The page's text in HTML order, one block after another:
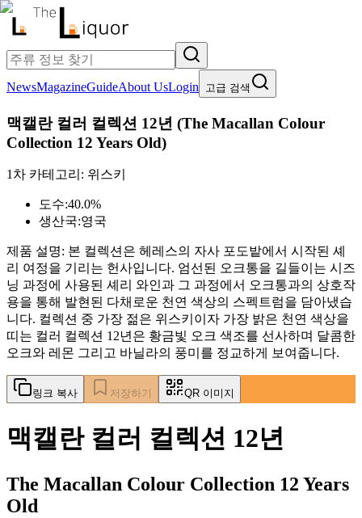
NewsMagazineGuideAbout UsLogin 고급 검색
맥캘란 컬러 컬렉션 12년 (The Macallan Colour
Collection 12 Years Old)
1차 카테고리: 위스키
도수:40.0%
생산국:영국
제품 설명: 본 컬렉션은 헤레스의 자사 포도밭에서 시작된 셰
리 여정을 기리는 헌사입니다. 엄선된 오크통을 길들이는 시즈
닝 과정에 사용된 셰리 와인과 그 과정에서 오크통과의 상호작
용을 통해 발현된 다채로운 천연 색상의 스펙트럼을 담아냈습
니다. 컬렉션 중 가장 젊은 위스키이자 가장 밝은 천연 색상을
띠는 컬러 컬렉션 12년은 황금빛 오크 색조를 선사하며 달콤한
오크와 레몬 그리고 바닐라의 풍미를 정교하게 보여줍니다.
링크 복사 저장하기 QR 이미지
맥캘란 컬러 컬렉션 12년
The Macallan Colour Collection 12 Years
Old